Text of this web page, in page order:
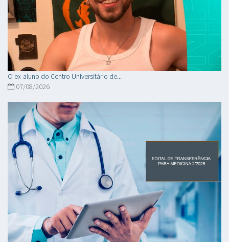
O ex-aluno do Centro Universitário de...
07/08/2026